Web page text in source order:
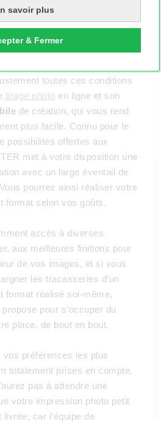
savoir plus
& Fermer
dans leprocessus de
toutes ces conditions
tirage photo en ligne et son
de création, qui vous rend
plus facile. Connu pour le
possibilités offertes aux
met à votre disposition une
avec un large éventail de
pourrez ainsi réaliser votre
format selon vos goûts.
accès à diverses
aux meilleures finitions pour
de vos images, et si vous
les tracasseries d’un
format réalisé soi-même,
pour s’occuper du
place, de bout en bout.
préférences les plus
totalement prises en compte.
pas à attendre une
votre impression photo petit
car l’équipe de